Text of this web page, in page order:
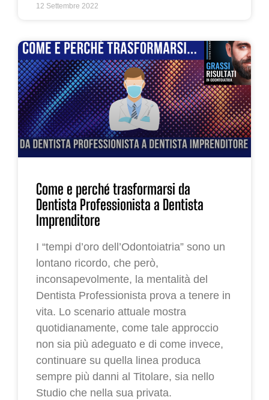
12 Settembre 2022
Come e perché trasformarsi da
Dentista Professionista a Dentista
Imprenditore
I “tempi d’oro dell’Odontoiatria” sono un
lontano ricordo, che però,
inconsapevolmente, la mentalità del
Dentista Professionista prova a tenere in
vita. Lo scenario attuale mostra
quotidianamente, come tale approccio
non sia più adeguato e di come invece,
continuare su quella linea produca
sempre più danni al Titolare, sia nello
Studio che nella sua privata.